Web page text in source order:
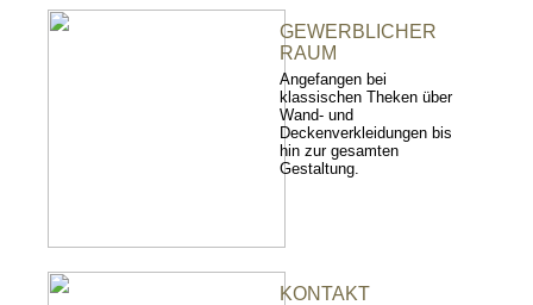
GEWERBLICHER
RAUM
Angefangen bei
klassischen Theken über
Wand- und
Deckenverkleidungen bis
hin zur gesamten
Gestaltung.
KONTAKT